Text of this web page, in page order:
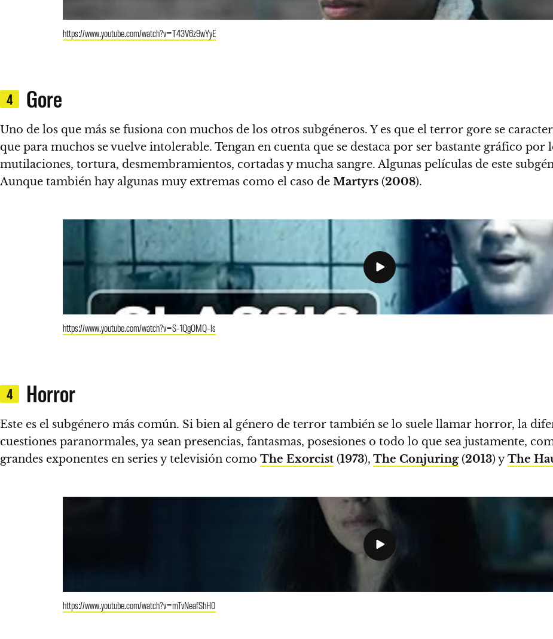
https://www.youtube.com/watch?v=T43V6z9wYyE
4 Gore
Uno de los que más se fusiona con muchos de los otros subgéneros. Y es que el terror gore se
que para muchos se vuelve intolerable. Tengan en cuenta que se destaca por ser bastante gráfico
mutilaciones, tortura, desmembramientos, cortadas y mucha sangre. Algunas películas de este
Aunque también hay algunas muy extremas como el caso de Martyrs (2008).
https://www.youtube.com/watch?v=S-1QgOMQ-ls
4 Horror
Este es el subgénero más común. Si bien al género de terror también se lo suele llamar horror, la
cuestiones paranormales, ya sean presencias, fantasmas, posesiones o todo lo que sea justamente,
grandes exponentes en series y televisión como The Exorcist (1973), The Conjuring (2013) yThe
https://www.youtube.com/watch?v=mTvNeafShH0